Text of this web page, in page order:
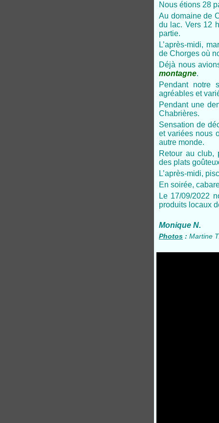
Nous étions 28
Au domaine de
du lac. Vers 12
partie.
L’après-midi,
de Chorges où
Déjà nous
montagne.
Pendant notre
agréables et
Pendant une
Chabrières.
Sensation de
et variées nous
autre monde.
Retour au club,
des plats
L’après-midi,
En soirée,
Le 17/09/2022
produits locaux
Monique N.
Photos : Martine